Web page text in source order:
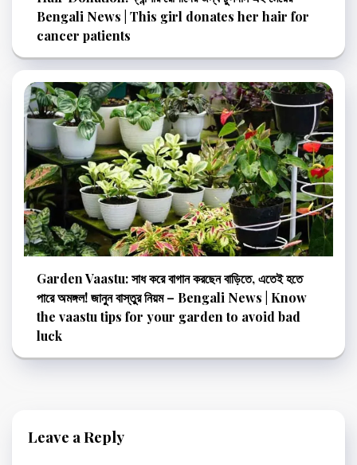
Bengali News | This girl donates her hair for
cancer patients
Garden Vaastu: সাধ করে বাগান করছেন বাড়িতে, এতেই হতে
পারে অমঙ্গল! জানুন বাস্তুর নিয়ম – Bengali News | Know
the vaastu tips for your garden to avoid bad
luck
Leave a Reply